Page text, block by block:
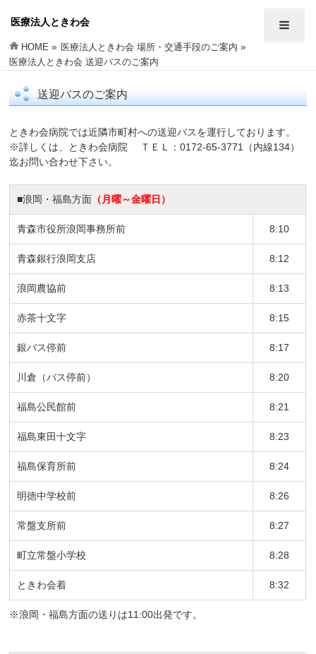
医療法人ときわ会
HOME » 医療法人ときわ会 場所・交通手段のご案内 »
医療法人ときわ会 送迎バスのご案内
送迎バスのご案内
ときわ会病院では近隣市町村への送迎バスを運行しております。
※詳しくは、ときわ会病院 ＴＥＬ：0172-65-3771（内線134）
迄お問い合わせ下さい。
■浪岡・福島方面 （月曜～金曜日）
青森市役所浪岡事務所前 8:10
青森銀行浪岡支店 8:12
浪岡農協前 8:13
赤茶十文字 8:15
銀バス停前 8:17
川倉（バス停前） 8:20
福島公民館前 8:21
福島東田十文字 8:23
福島保育所前 8:24
明徳中学校前 8:26
常盤支所前 8:27
町立常盤小学校 8:28
ときわ会着 8:32
※浪岡・福島方面の送りは11:00出発です。